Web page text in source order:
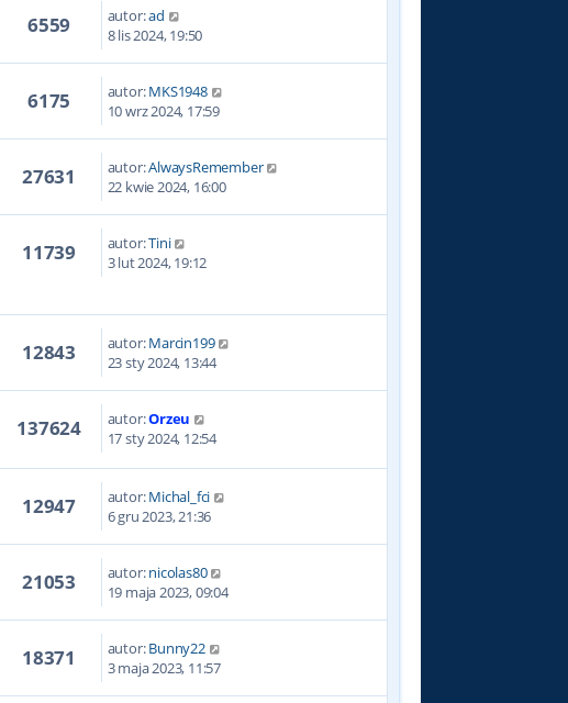
6559 autor:ad
8 lis 2024, 19:50
6175 autor:MKS1948
10 wrz 2024, 17:59
27631 autor:AlwaysRemember
22 kwie 2024, 16:00
11739 autor:Tini
3 lut 2024, 19:12
12843 autor:Marcin199
23 sty 2024, 13:44
137624 autor:Orzeu
17 sty 2024, 12:54
12947 autor:Michal_fci
6 gru 2023, 21:36
21053 autor:nicolas80
19 maja 2023, 09:04
18371 autor:Bunny22
3 maja 2023, 11:57